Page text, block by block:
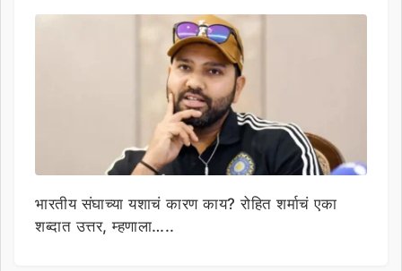
भारतीय संघाच्या यशाचं कारण काय? रोहित शर्माचं एका
शब्दात उत्तर, म्हणाला…..